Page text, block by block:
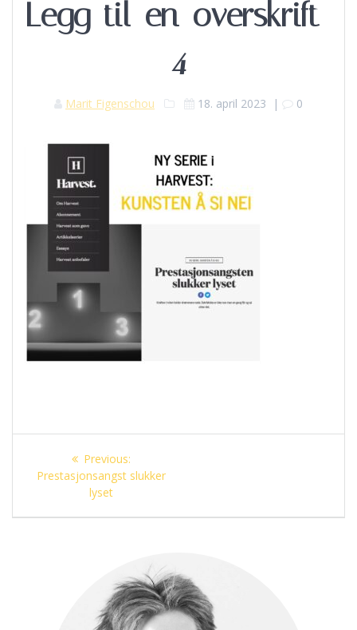
Legg-til-en-overskrift-
4
Marit Figenschou 18. april 2023 | 0
Innleggsnavigasjon
Previous:Previous
post:
Prestasjonsangst slukker
lyset